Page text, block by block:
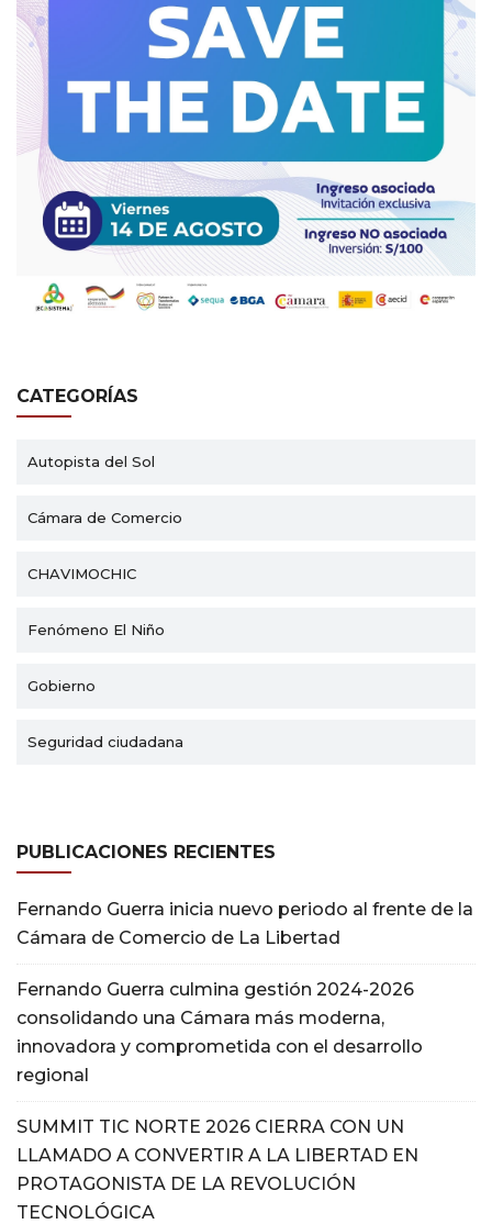
CATEGORÍAS
Autopista del Sol
Cámara de Comercio
CHAVIMOCHIC
Fenómeno El Niño
Gobierno
Seguridad ciudadana
PUBLICACIONES RECIENTES
Fernando Guerra inicia nuevo periodo al frente de la
Cámara de Comercio de La Libertad
Fernando Guerra culmina gestión 2024-2026
consolidando una Cámara más moderna,
innovadora y comprometida con el desarrollo
regional
SUMMIT TIC NORTE 2026 CIERRA CON UN
LLAMADO A CONVERTIR A LA LIBERTAD EN
PROTAGONISTA DE LA REVOLUCIÓN
TECNOLÓGICA